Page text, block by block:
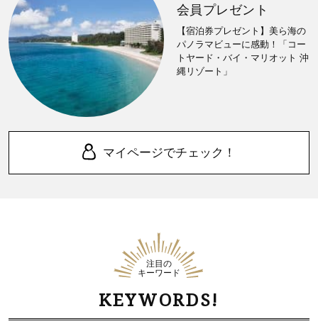
会員プレゼント
【宿泊券プレゼント】美ら海の
パノラマビューに感動！「コー
トヤード・バイ・マリオット 沖
縄リゾート」
マイページでチェック！
注目の
キーワード
KEYWORDS!